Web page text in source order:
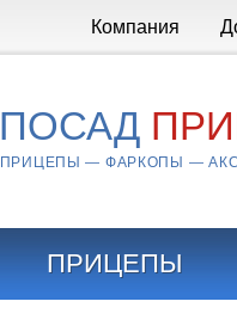
Компания
ПОСАД
ПРИЦЕПЫ — ФАРКОПЫ —
ПРИЦЕПЫ